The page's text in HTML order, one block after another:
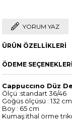
YORUM YAZ
ÜRÜN ÖZELLIKLERI
ÖDEME SEÇENEKLERI
Cappuccıno Düz
Ölçü :standart 36/46
Göğüs ölçüsü : 132 cm
Boy : 65 cm
Kumaş:ithal örme